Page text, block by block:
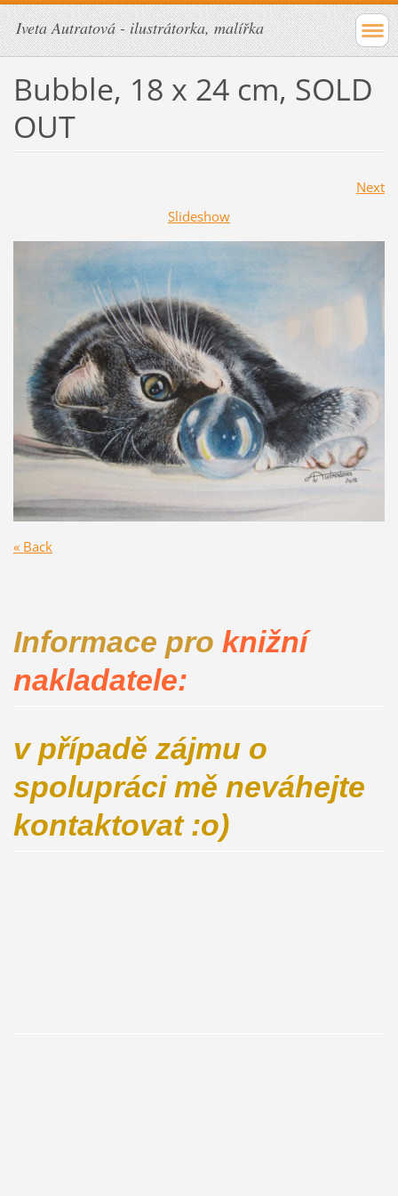
Iveta Autratová - ilustrátorka, malířka
Bubble, 18 x 24 cm, SOLD
OUT
Next
Slideshow
« Back
Informace pro knižní
nakladatele:
v případě zájmu o
spolupráci mě neváhejte
kontaktovat :o)